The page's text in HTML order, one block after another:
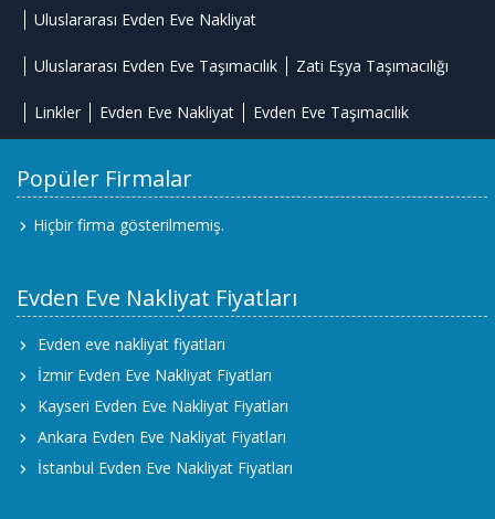
Uluslararası Evden Eve Nakliyat
Uluslararası Evden Eve Taşımacılık Zati Eşya Taşımacılığı
Linkler Evden Eve Nakliyat Evden Eve Taşımacılık
Popüler Firmalar
Hiçbir firma gösterilmemiş.
Evden Eve Nakliyat Fiyatları
Evden eve nakliyat fiyatları
İzmir Evden Eve Nakliyat Fiyatları
Kayseri Evden Eve Nakliyat Fiyatları
Ankara Evden Eve Nakliyat Fiyatları
İstanbul Evden Eve Nakliyat Fiyatları